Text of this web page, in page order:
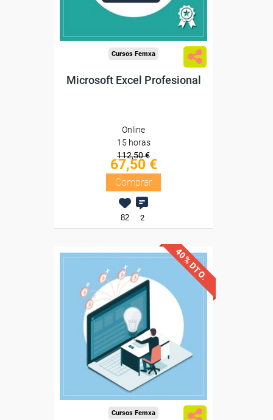
Compra segura
Cursos Femxa
Microsoft Excel Profesional
Online
15 horas
112,50 €
67,50 €
Comprar
82 2
Descuentos especiales
Sin requisitos de acceso
Diploma
Compra segura
40% DTO.
Cursos Femxa